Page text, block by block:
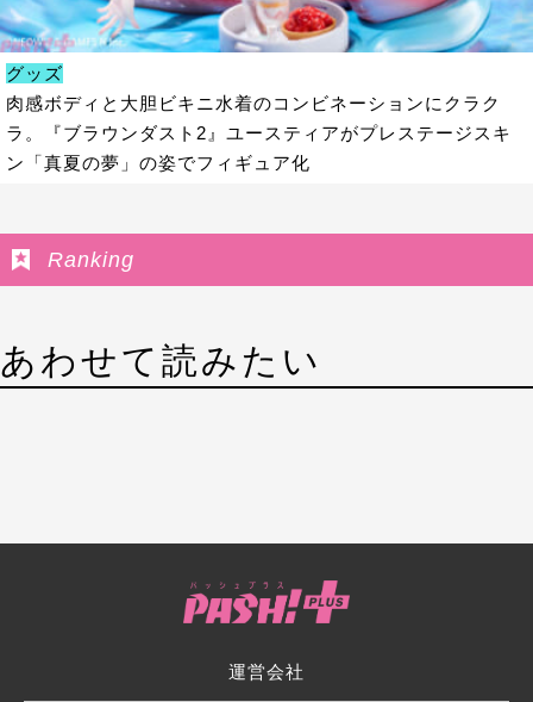
グッズ
肉感ボディと大胆ビキニ水着のコンビネーションにクラク
ラ。『ブラウンダスト2』ユースティアがプレステージスキ
ン「真夏の夢」の姿でフィギュア化
Ranking
あわせて読みたい
運営会社